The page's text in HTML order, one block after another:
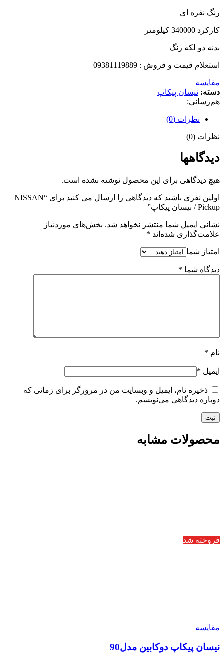
رنگ نقره ای
کارکرد 340000 کیلومتر
بدنه دو لکه رنگ
استعلام قیمت و فروش : 09381119889
مقایسه
دسته: نیسان پیکاپ
هم‌رسانی:
نظرات (0)
نظرات (0)
دیدگاهها
هیچ دیدگاهی برای این محصول نوشته نشده است.
اولین نفری باشید که دیدگاهی را ارسال می کنید برای “NISSAN
Pickup / نیسان پیکاپ”
نشانی ایمیل شما منتشر نخواهد شد. بخش‌های موردنیاز
علامت‌گذاری شده‌اند *
امتیاز شما
دیدگاه شما *
نام *
ایمیل *
ذخیره نام، ایمیل و وبسایت من در مرورگر برای زمانی که
دوباره دیدگاهی می‌نویسم.
محصولات مشابه
فروخته شد
مقایسه
نیسان پیکاپ دوکابین مدل90